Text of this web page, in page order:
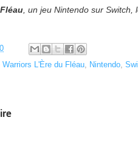
, un jeu Nintendo sur Switch,
Warriors L'Ère du Fléau, Nintendo,